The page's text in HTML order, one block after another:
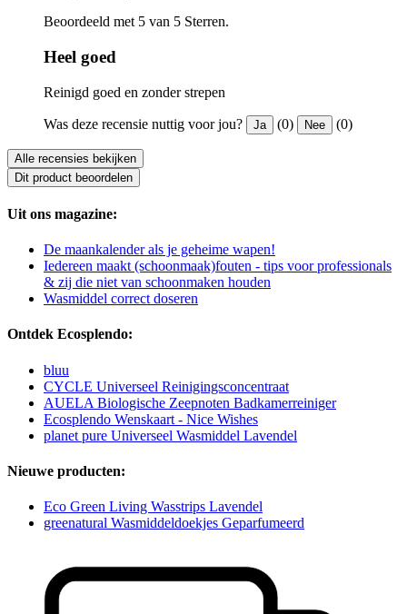
Beoordeeld met 5 van 5 Sterren.
Heel goed
Reinigd goed en zonder strepen
Was deze recensie nuttig voor jou? Ja (0) Nee (0)
Alle recensies bekijken
Dit product beoordelen
Uit ons magazine:
De maankalender als je geheime wapen!
Iedereen maakt (schoonmaak)fouten - tips voor professionals
& zij die niet van schoonmaken houden
Wasmiddel correct doseren
Ontdek Ecosplendo:
bluu
CYCLE Universeel Reinigingsconcentraat
AUELA Biologische Zeepnoten Badkamerreiniger
Ecosplendo Wenskaart - Nice Wishes
planet pure Universeel Wasmiddel Lavendel
Nieuwe producten:
Eco Green Living Wasstrips Lavendel
greenatural Wasmiddeldoekjes Geparfumeerd